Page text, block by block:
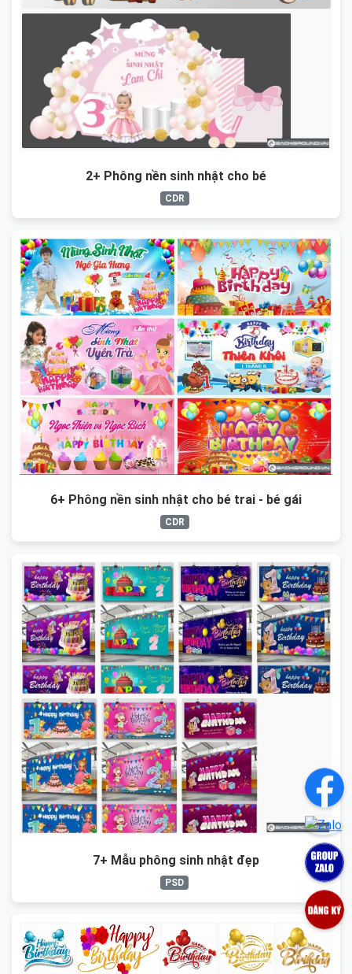
2+ Phông nền sinh nhật cho bé
CDR
6+ Phông nền sinh nhật cho bé trai - bé gái
CDR
7+ Mẫu phông sinh nhật đẹp
PSD